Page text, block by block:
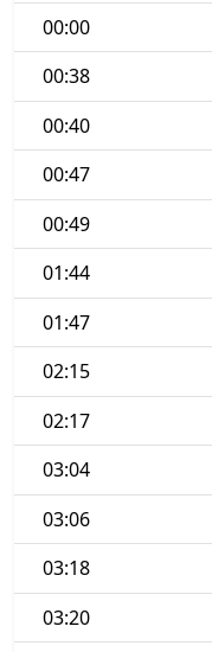
00:00
00:38
00:40
00:47
00:49
01:44
01:47
02:15
02:17
03:04
03:06
03:18
03:20